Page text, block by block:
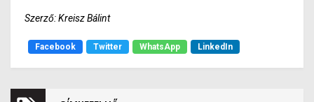
Szerző: Kreisz Bálint
Facebook Twitter WhatsApp LinkedIn